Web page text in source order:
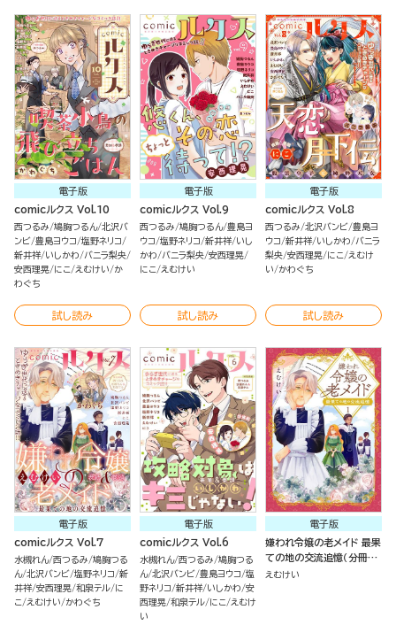
電子版
comicルクス Vol.10
西つるみ 鳩胸つるん 北沢バ
ンビ 豊島ヨウコ 塩野ネリコ
新井祥 いしかわ
バニラ梨央
安西理晃 にこ えむけい
か
わぐち
試し読み
電子版
comicルクス Vol.9
西つるみ 鳩胸つるん 豊島ヨ
ウコ 塩野ネリコ 新井祥 いし
かわ
バニラ梨央 安西理晃
にこ
えむけい
試し読み
電子版
comicルクス Vol.8
西つるみ 北沢バンビ 豊島ヨ
ウコ 新井祥 いしかわ
バニラ
梨央 安西理晃 にこ
えむけ
い
かわぐち
試し読み
電子版
comicルクス Vol.7
水槻れん 西つるみ 鳩胸つる
ん 北沢バンビ 塩野ネリコ 新
井祥 安西理晃 和泉テル に
こ
えむけい かわぐち
電子版
comicルクス Vol.6
水槻れん 西つるみ 鳩胸つる
ん 北沢バンビ 豊島ヨウコ 塩
野ネリコ 新井祥 いしかわ 安
西理晃 和泉テル にこ
えむけ
い
電子版
嫌われ令嬢の老メイド 最果
ての地の交流追憶（分冊
版）
えむけい